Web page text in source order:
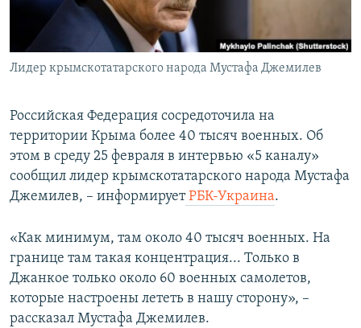
ПОБЕДИТЕЛЕЙ НЕ СУДЯТ?
КРЫМ.НЕПОКОРЕННЫЙ
ELIFBE
ПРИСОЕДИНЯЙТЕСЬ!
Все сайты RFE/RL
Лидер крымскотатарского народа Мустафа Джемилев
Российская Федерация сосредоточила на
территории Крыма более 40 тысяч военных. Об
этом в среду 25 февраля в интервью «5 каналу»
сообщил лидер крымскотатарского народа Мустафа
Джемилев, – информируетРБК-Украина.
«Как минимум, там около 40 тысяч военных. На
границе там такая концентрация... Только в
Джанкое только около 60 военных самолетов,
которые настроены лететь в нашу сторону», –
рассказал Мустафа Джемилев.